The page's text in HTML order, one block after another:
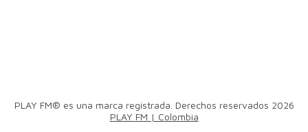
PLAY FM® es una marca registrada. Derechos reservados 2026
PLAY FM | Colombia